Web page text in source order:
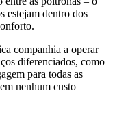
estejam dentro dos
companhia a operar
diferenciados, como
para todas as
nenhum custo